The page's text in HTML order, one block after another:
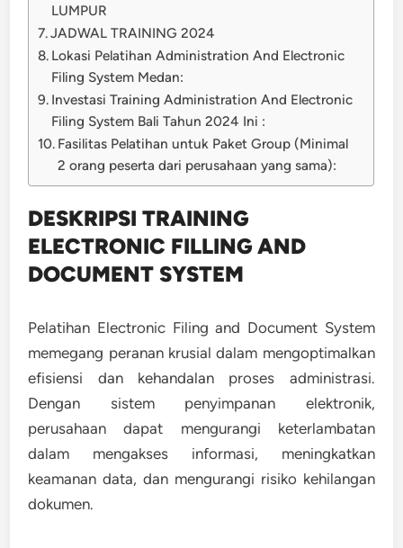
LUMPUR
JADWAL TRAINING 2024
Lokasi Pelatihan Administration And Electronic
Filing System Medan:
Investasi Training Administration And Electronic
Filing System Bali Tahun 2024 Ini :
Fasilitas Pelatihan untuk Paket Group (Minimal
2 orang peserta dari perusahaan yang sama):
DESKRIPSI TRAINING
ELECTRONIC FILLING AND
DOCUMENT SYSTEM
Pelatihan Electronic Filing and Document System
memegang peranan krusial dalam mengoptimalkan
efisiensi dan kehandalan proses administrasi.
Dengan sistem penyimpanan elektronik,
perusahaan dapat mengurangi keterlambatan
dalam mengakses informasi, meningkatkan
keamanan data, dan mengurangi risiko kehilangan
dokumen.